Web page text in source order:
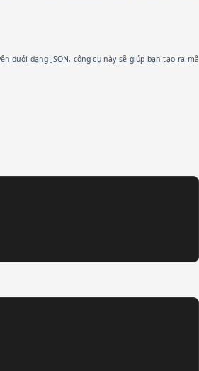
dưới dạng JSON, công cụ này sẽ giúp bạn tạo ra mã